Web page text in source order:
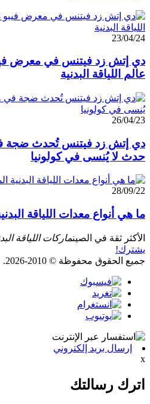
23/04/24
عالم اللياقة البدنية
26/04/23
حدث لا يُنسى في كولونيا
28/09/22
ما هي أنواع معدات اللياقة
الأكثر ثقة في الصينماركات اللياقة
يشترك!
جميع الحقوق محفوظة © 2010-2026.
إرسال بريد إلكتروني
x
اترك رسالتك